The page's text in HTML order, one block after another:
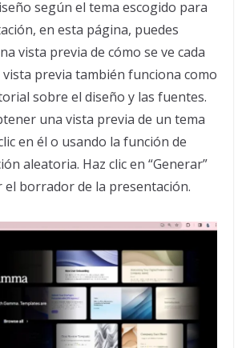
según el tema escogido para
en esta página, puedes
vista previa de cómo se ve cada
vista previa también funciona como
sobre el diseño y las fuentes.
una vista previa de un tema
en él o usando la función de
aleatoria. Haz clic en “Generar”
el borrador de la presentación.